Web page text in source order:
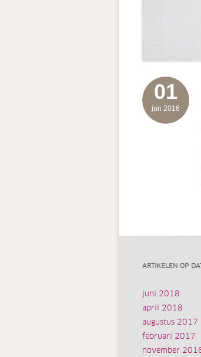
01
jan 2016
ARTIKELEN OP
juni 2018
april 2018
augustus 2017
februari 2017
november